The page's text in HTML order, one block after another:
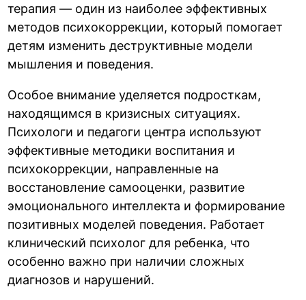
терапия — один из наиболее эффективных
методов психокоррекции, который помогает
детям изменить деструктивные модели
мышления и поведения.
Особое внимание уделяется подросткам,
находящимся в кризисных ситуациях.
Психологи и педагоги центра используют
эффективные методики воспитания и
психокоррекции, направленные на
восстановление самооценки, развитие
эмоционального интеллекта и формирование
позитивных моделей поведения. Работает
клинический психолог для ребенка, что
особенно важно при наличии сложных
диагнозов и нарушений.